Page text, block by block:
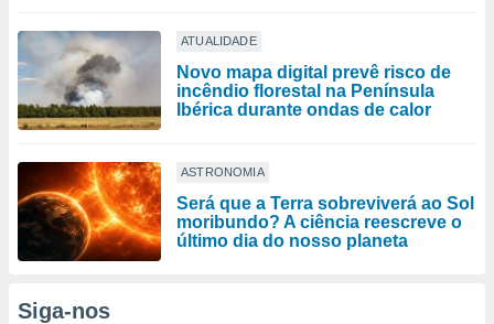
ATUALIDADE
Novo mapa digital prevê risco de
incêndio florestal na Península
Ibérica durante ondas de calor
ASTRONOMIA
Será que a Terra sobreviverá ao Sol
moribundo? A ciência reescreve o
último dia do nosso planeta
Siga-nos